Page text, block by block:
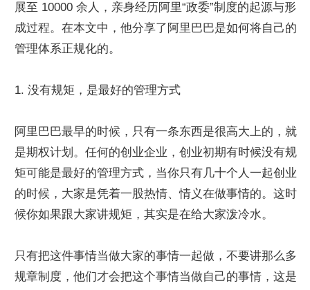
展至 10000 余人，亲身经历阿里“政委”制度的起源与形
成过程。在本文中，他分享了阿里巴巴是如何将自己的
管理体系正规化的。
1. 没有规矩，是最好的管理方式
阿里巴巴最早的时候，只有一条东西是很高大上的，就
是期权计划。任何的创业企业，创业初期有时候没有规
矩可能是最好的管理方式，当你只有几十个人一起创业
的时候，大家是凭着一股热情、情义在做事情的。这时
候你如果跟大家讲规矩，其实是在给大家泼冷水。
只有把这件事情当做大家的事情一起做，不要讲那么多
规章制度，他们才会把这个事情当做自己的事情，这是